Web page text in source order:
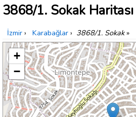
3868/1. Sokak Haritası
İzmir › Karabağlar › 3868/1. Sokak»
+
−